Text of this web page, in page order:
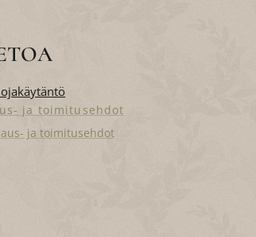
ja toimitusehdot
ja toimitusehdot